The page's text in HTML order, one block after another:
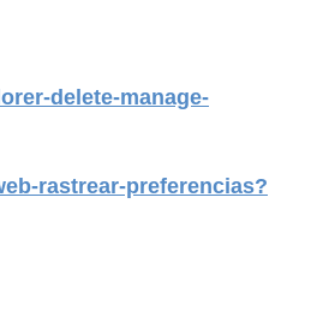
delete-manage-
rastrear-preferencias?